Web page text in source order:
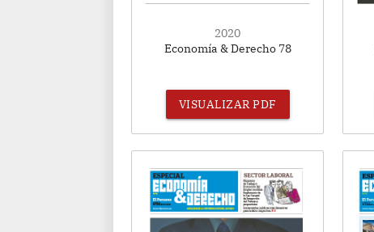
2020
Economía & Derecho 78
VISUALIZAR PDF